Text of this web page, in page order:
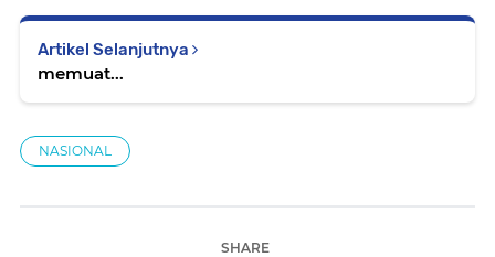
Artikel Selanjutnya
memuat...
NASIONAL
SHARE